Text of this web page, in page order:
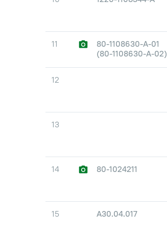
11
80-1108630-А-01
(80-1108630-А-02)
12
13
14 80-1024211
15 А30.04.017